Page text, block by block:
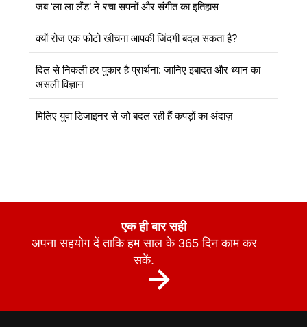
जब ‘ला ला लैंड’ ने रचा सपनों और संगीत का इतिहास
क्यों रोज एक फोटो खींचना आपकी जिंदगी बदल सकता है?
दिल से निकली हर पुकार है प्रार्थना: जानिए इबादत और ध्यान का
असली विज्ञान
मिलिए युवा डिजाइनर से जो बदल रही हैं कपड़ों का अंदाज़
एक ही बार सही
अपना सहयोग दें ताकि हम साल के 365 दिन काम कर
सकें.